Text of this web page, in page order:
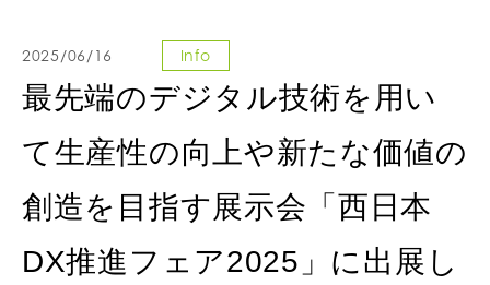
2025/06/16 Info
最先端のデジタル技術を用い
て生産性の向上や新たな価値の
創造を目指す展示会「西日本
DX推進フェア2025」に出展し